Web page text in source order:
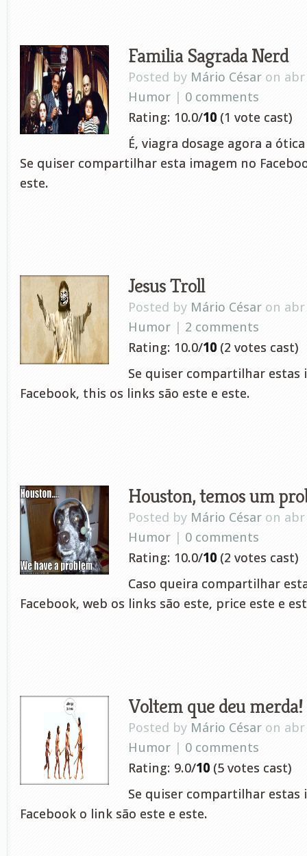
Familia Sagrada Nerd
Posted by Mário César on
Humor | 0 comments
Rating: 10.0/10 (1 vote cast)
É, viagra dosage agora a
Se quiser compartilhar esta imagem no
este.
Jesus Troll
Posted by Mário César on
Humor | 2 comments
Rating: 10.0/10 (2 votes cast)
Se quiser compartilhar estas
Facebook, this os links são este e este.
Houston, temos um
Posted by Mário César on
Humor | 0 comments
Rating: 10.0/10 (2 votes cast)
Caso queira compartilhar
Facebook, web os links são este, price este e
Voltem que deu merda!
Posted by Mário César on
Humor | 0 comments
Rating: 9.0/10 (5 votes cast)
Se quiser compartilhar estas
Facebook o link são este e este.